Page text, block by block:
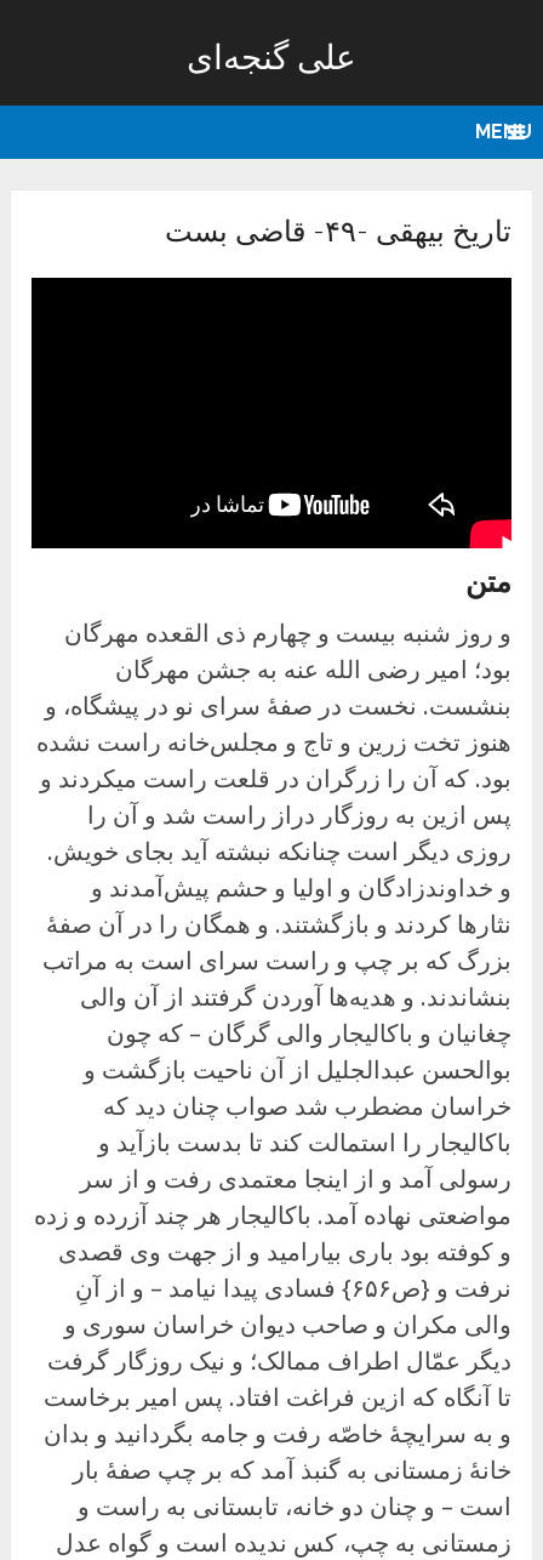
علی گنجه‌ای
MENU
تاریخ بیهقی -۴۹- قاضی بست
متن
و روز شنبه بیست و چهارم ذی القعده مهرگان
بود؛ امیر رضی الله عنه به جشن مهرگان
بنشست. نخست در صفهٔ سرای نو در پیشگاه، و
هنوز تخت زرین و تاج و مجلس‌خانه راست نشده
بود. که آن را زرگران در قلعت راست میکردند و
پس ازین به روزگار دراز راست شد و آن را
روزی دیگر است چنانکه نبشته آید بجای خویش.
و خداوندزادگان و اولیا و حشم پیش‌آمدند و
نثارها کردند و بازگشتند. و همگان را در آن صفهٔ
بزرگ که بر چپ و راست سرای است به مراتب
بنشاندند. و هدیه‌ها آوردن گرفتند از آن والی
چغانیان و باکالیجار والی گرگان – که چون
بوالحسن عبدالجلیل از آن ناحیت بازگشت و
خراسان مضطرب شد صواب چنان دید که
باکالیجار را استمالت کند تا بدست بازآید و
رسولی آمد و از اینجا معتمدی رفت و از سر
مواضعتی نهاده آمد. باکالیجار هر چند آزرده و زده
و کوفته بود باری بیارامید و از جهت وی قصدی
نرفت و {ص۶۵۶} فسادی پیدا نیامد – و از آنِ
والی مکران و صاحب دیوان خراسان سوری و
دیگر عمّال اطراف ممالک؛ و نیک روزگار گرفت
تا آنگاه که ازین فراغت افتاد. پس امیر برخاست
و به سرایچهٔ خاصّه رفت و جامه بگردانید و بدان
خانهٔ زمستانی به گنبذ آمد که بر چپ صفهٔ بار
است – و چنان دو خانه، تابستانی به راست و
زمستانی به چپ، کس ندیده است و گواه عدل